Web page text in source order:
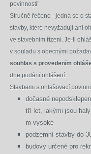
povinností'
Stručně řečeno - jedná se o
stavby, které nevyžadují ani
ve stavebním řízení. Je-li
v souladu s obecnými
souhlas s provedením
dne podání ohlášení.
Stavbami s ohlašovací
dočasné
tří let, jakými jsou
m vysoké
podzemní stavby do
budovy určené pro